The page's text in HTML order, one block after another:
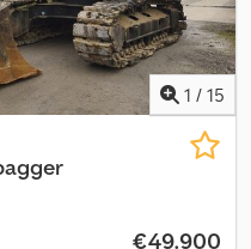
ortalama Emisyon seviyesi:
Son inceleme: 2025-03-13
lütfen Frank Beck veya
1 / 15
€49.900